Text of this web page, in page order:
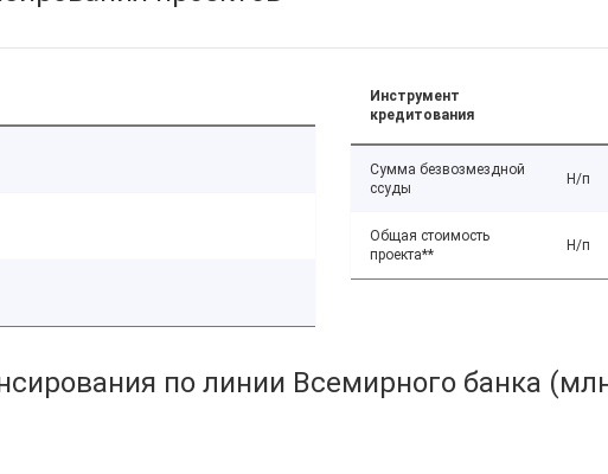
Инструмент
кредитования
Сумма безвозмездной
ссуды
Н/п
Общая стоимость
проекта**
Н/п
по линии Всемирного банка